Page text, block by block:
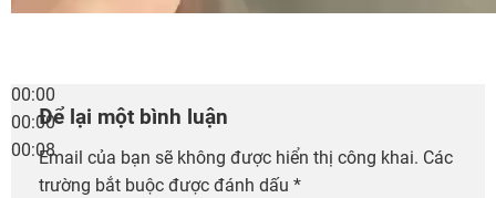
00:00
00:00
00:08
Để lại một bình luận
Email của bạn sẽ không được hiển thị công khai. Các
trường bắt buộc được đánh dấu *